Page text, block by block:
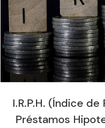
I.R.P.H. (Índice
Préstamos